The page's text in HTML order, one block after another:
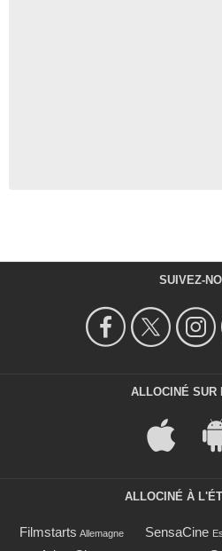
SUIVEZ-
ALLOCINÉ SUR
ALLOCINÉ À
Filmstarts Allemagne SensaCine